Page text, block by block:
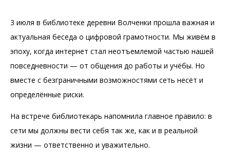
3 июля в библиотеке деревни Волченки прошла важная и
актуальная беседа о цифровой грамотности. Мы живём в
эпоху, когда интернет стал неотъемлемой частью нашей
повседневности — от общения до работы и учёбы. Но
вместе с безграничными возможностями сеть несёт и
определённые риски.
На встрече библиотекарь напомнила главное правило: в
сети мы должны вести себя так же, как и в реальной
жизни — ответственно и уважительно.